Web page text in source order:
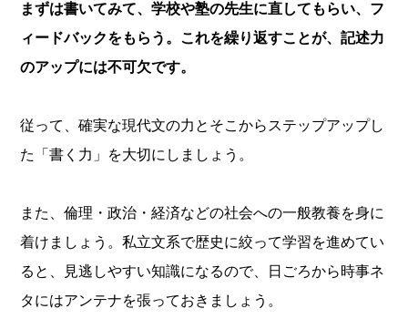
まずは書いてみて、学校や塾の先生に直してもらい、フ
ィードバックをもらう。これを繰り返すことが、記述力
のアップには不可欠です。
従って、確実な現代文の力とそこからステップアップし
た「書く力」を大切にしましょう。
また、倫理・政治・経済などの社会への一般教養を身に
着けましょう。私立文系で歴史に絞って学習を進めてい
ると、見逃しやすい知識になるので、日ごろから時事ネ
タにはアンテナを張っておきましょう。